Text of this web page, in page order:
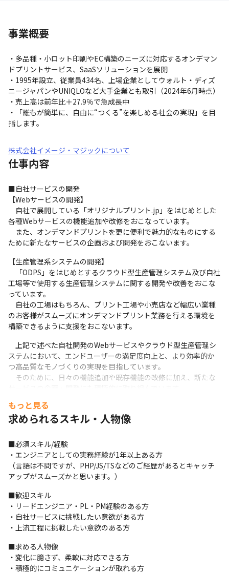
事業概要
・多品種・小ロット印刷やEC構築のニーズに対応するオンデマン
ドプリントサービス、SaaSソリューションを展開
・1995年設立、従業員434名、上場企業としてウォルト・ディズ
ニージャパンやUNIQLOなど大手企業とも取引（2024年6月時点）
・売上高は前年比＋27.9％で急成長中
・「誰もが簡単に、自由に“つくる”を楽しめる社会の実現」を目
指します。
株式会社イメージ・マジックについて
仕事内容
■自社サービスの開発
【Webサービスの開発】
自社で展開している「オリジナルプリント.jp」をはじめとした
各種Webサービスの機能追加や改修をおこなっています。
また、オンデマンドプリントを更に便利で魅力的なものにする
ために新たなサービスの企画および開発をおこないます。
【生産管理系システムの開発】
「ODPS」をはじめとするクラウド型生産管理システム及び自社
工場等で使用する生産管理システムに関する開発や改善をおこな
っています。
自社の工場はもちろん、プリント工場や小売店など幅広い業種
のお客様がスムーズにオンデマンドプリント業務を行える環境を
構築できるように支援をおこないます。
上記で述べた自社開発のWebサービスやクラウド型生産管理シ
ステムにおいて、エンドユーザーの満足度向上と、より効率的か
つ高品質なモノづくりの実現を目指しています。
そのために、日々の機能追加や既存機能の改修に加え、新たな
■この仕事の魅力
〈フルスタックエンジニアとしての成長〉
実装・運用まで一貫して携わるスタイルをとっています。そのた
め、自然とフルスタックエンジニアとしてのスキルも磨ける環境
ができています。
〈企画から保守・改善まで、自分たちの手で創り上げるやりが
い〉
イメージ・マジックの開発本部では、単なる実装担当ではな
く、「企画すること」もミッションの一部です。
上から設計書が降りてくるのを待つのではなく、自分たちで新し
いサービスや機能を考え、ゼロから形にしていくのが私たちのス
タイルです。
サービスの立ち上げ段階から関われるため、「どうすればユー
ザーがもっと使いやすくなるか？」「コストと品質をどう両立す
もっと見る
求められるスキル・人物像
■必須スキル/経験
・エンジニアとしての実務経験が1年以上ある方
（言語は不問ですが、PHP/JS/TSなどのご経歴があるとキャッチ
アップがスムーズかと思います。）
■歓迎スキル
・リードエンジニア・PL・PM経験のある方
・自社サービスに挑戦したい意欲がある方
・上流工程に挑戦したい意欲のある方
■求める人物像
・変化に臆さず、柔軟に対応できる方
・積極的にコミュニケーションが取れる方